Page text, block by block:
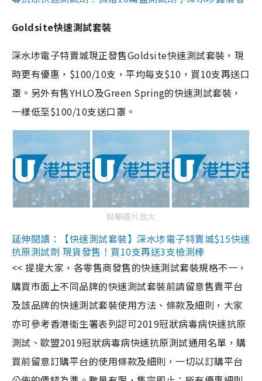
Goldsite快速測試套裝
深水埗電子特賣城現正發售Goldsite快速測試套裝，現
時更有優惠，$100/10支，平均每支$10，買10支再送口
罩。另外有售YHLO及Green Spring的快速測試套裝，
一樣低至$100/10支送口罩。
點擊圖片放大
延伸閱讀：【快速測試套裝】深水埗電子特賣城$15快速
抗原測試劑 現貨發售！買10支再送3支檢測棒
<< 提提大家，各零售商發售的快速測試套裝規格不一，
購買市面上不同品牌的快速測試套裝前請留意售賣平台
及該品牌的快速測試套裝使用方法、條款及細則，大家
亦可參考香港衞生署表列認可2019冠狀病毒病快速抗原
測試、歐盟2019冠狀病毒病快速抗原測試通用名單，購
買前留意訂購平台的使用條款及細則，一切以訂購平台